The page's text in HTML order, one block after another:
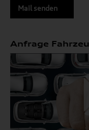
Mail senden
Anfrage